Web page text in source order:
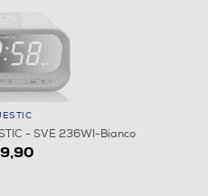
- SVE 236WI-Bianco